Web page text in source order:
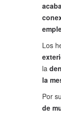
Los
la
la
Por
de